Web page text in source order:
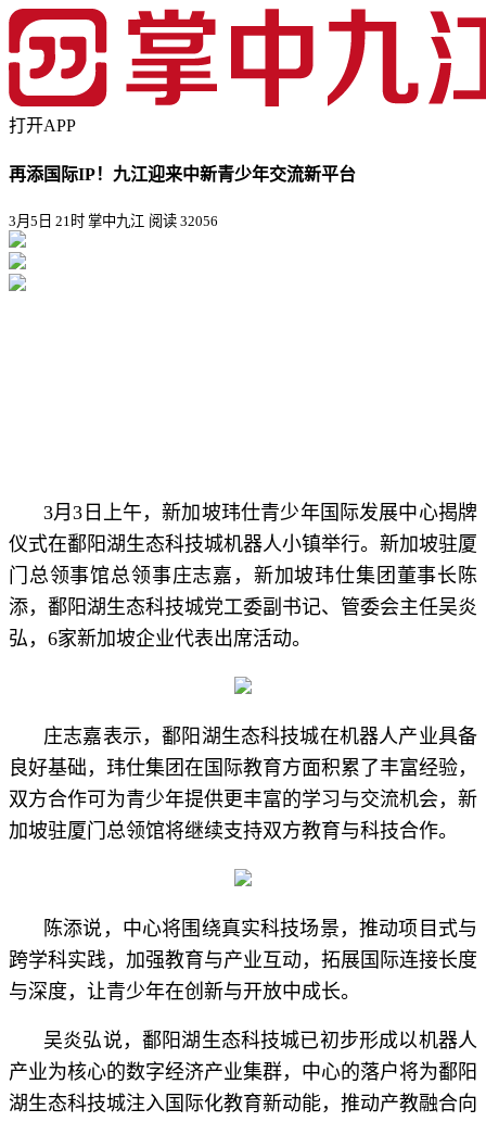
打开APP
再添国际IP！九江迎来中新青少年交流新平台
3月5日 21时 掌中九江 阅读 32056
3月3日上午，新加坡玮仕青少年国际发展中心揭牌
仪式在鄱阳湖生态科技城机器人小镇举行。新加坡驻厦
门总领事馆总领事庄志嘉，新加坡玮仕集团董事长陈
添，鄱阳湖生态科技城党工委副书记、管委会主任吴炎
弘，6家新加坡企业代表出席活动。
庄志嘉表示，鄱阳湖生态科技城在机器人产业具备
良好基础，玮仕集团在国际教育方面积累了丰富经验，
双方合作可为青少年提供更丰富的学习与交流机会，新
加坡驻厦门总领馆将继续支持双方教育与科技合作。
陈添说，中心将围绕真实科技场景，推动项目式与
跨学科实践，加强教育与产业互动，拓展国际连接长度
与深度，让青少年在创新与开放中成长。
吴炎弘说，鄱阳湖生态科技城已初步形成以机器人
产业为核心的数字经济产业集群，中心的落户将为鄱阳
湖生态科技城注入国际化教育新动能，推动产教融合向